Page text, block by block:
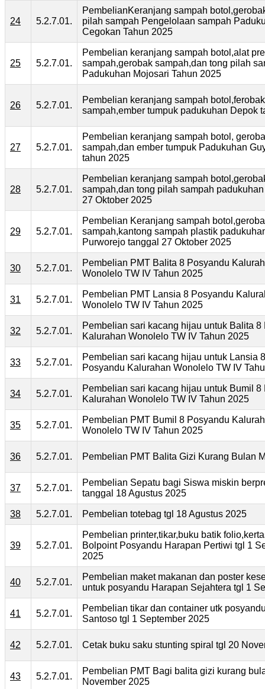
24 5.2.7.01.
PembelianKeranjang sampah
pilah sampah Pengelolaan sampah
Cegokan Tahun 2025
25 5.2.7.01.
Pembelian keranjang sampah botol,alat
sampah,gerobak sampah,dan tong pilah
Padukuhan Mojosari Tahun 2025
26 5.2.7.01.
Pembelian keranjang sampah botol,ferobak
sampah,ember tumpuk padukuhan Depok
27 5.2.7.01.
Pembelian keranjang sampah botol,
sampah,dan ember tumpuk Padukuhan
tahun 2025
28 5.2.7.01.
Pembelian keranjang sampah
sampah,dan tong pilah sampah
27 Oktober 2025
29 5.2.7.01.
Pembelian Keranjang sampah
sampah,kantong sampah plastik
Purworejo tanggal 27 Oktober 2025
30 5.2.7.01.
Pembelian PMT Balita 8 Posyandu
Wonolelo TW IV Tahun 2025
31 5.2.7.01.
Pembelian PMT Lansia 8 Posyandu
Wonolelo TW IV Tahun 2025
32 5.2.7.01.
Pembelian sari kacang hijau untuk Balita 8
Kalurahan Wonolelo TW IV Tahun 2025
33 5.2.7.01.
Pembelian sari kacang hijau untuk Lansia 8
Posyandu Kalurahan Wonolelo TW IV
34 5.2.7.01.
Pembelian sari kacang hijau untuk Bumil 8
Kalurahan Wonolelo TW IV Tahun 2025
35 5.2.7.01.
Pembelian PMT Bumil 8 Posyandu
Wonolelo TW IV Tahun 2025
36 5.2.7.01. Pembelian PMT Balita Gizi Kurang Bulan
37 5.2.7.01.
Pembelian Sepatu bagi Siswa miskin
tanggal 18 Agustus 2025
38 5.2.7.01. Pembelian totebag tgl 18 Agustus 2025
39 5.2.7.01.
Pembelian printer,tikar,buku batik
Bolpoint Posyandu Harapan Pertiwi tgl 1
2025
40 5.2.7.01.
Pembelian maket makanan dan poster
untuk posyandu Harapan Sejahtera tgl 1
41 5.2.7.01.
Pembelian tikar dan container utk
Santoso tgl 1 September 2025
42 5.2.7.01. Cetak buku saku stunting spiral tgl 20
43 5.2.7.01.
Pembelian PMT Bagi balita gizi kurang
November 2025